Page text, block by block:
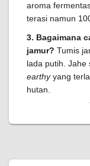
aroma
terasi namun
3. Bagaimana
jamur? Tumis
lada putih. Jahe
earthyyang
hutan.